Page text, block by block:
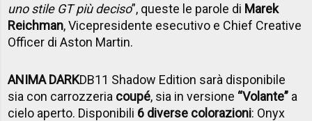
uno stile GT più deciso”, queste le parole di Marek
Reichman, Vicepresidente esecutivo e Chief Creative
Officer di Aston Martin.
ANIMA DARKDB11 Shadow Edition sarà disponibile
sia con carrozzeria coupé, sia in versione “Volante” a
cielo aperto. Disponibili 6 diverse colorazioni: Onyx